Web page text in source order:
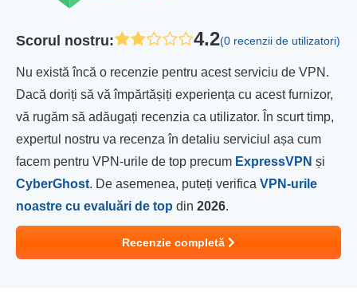
Scorul nostru: 4.2(0 recenzii de utilizatori)
Nu există încă o recenzie pentru acest serviciu de VPN.
Dacă doriți să vă împărtășiți experiența cu acest furnizor,
vă rugăm să adăugați recenzia ca utilizator. În scurt timp,
expertul nostru va recenza în detaliu serviciul așa cum
facem pentru VPN-urile de top precum ExpressVPN și
CyberGhost. De asemenea, puteți verifica VPN-urile
noastre cu evaluări de top din 2026.
Recenzie completă